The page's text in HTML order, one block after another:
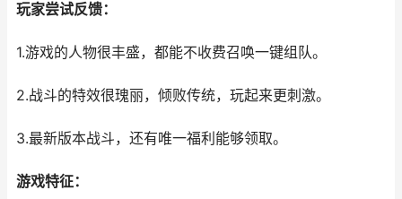
玩家尝试反馈：
1.游戏的人物很丰盛，都能不收费召唤一键组队。
2.战斗的特效很瑰丽，倾败传统，玩起来更刺激。
3.最新版本战斗，还有唯一福利能够领取。
游戏特征：